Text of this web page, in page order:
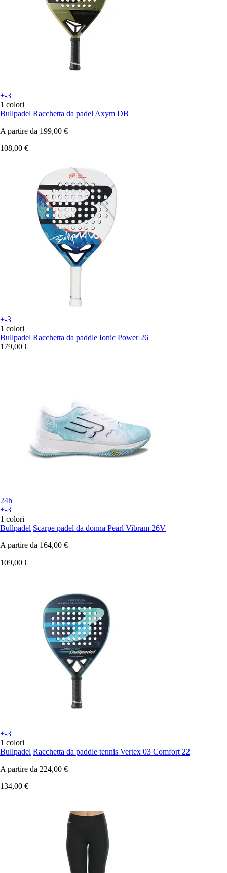
+-3
1 colori
Bullpadel Racchetta da padel Axym DB
A partire da 199,00 €
108,00 €
+-3
1 colori
Bullpadel Racchetta da paddle Ionic Power 26
179,00 €
24h
+-3
1 colori
Bullpadel Scarpe padel da donna Pearl Vibram 26V
A partire da 164,00 €
109,00 €
+-3
1 colori
Bullpadel Racchetta da paddle tennis Vertex 03 Comfort 22
A partire da 224,00 €
134,00 €